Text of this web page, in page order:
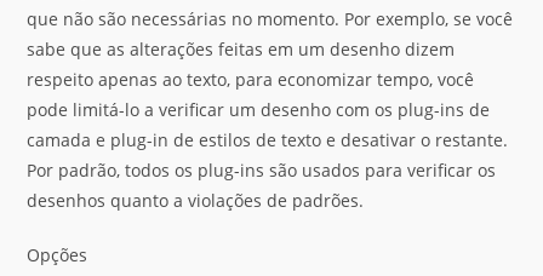
que não são necessárias no momento. Por exemplo, se você
sabe que as alterações feitas em um desenho dizem
respeito apenas ao texto, para economizar tempo, você
pode limitá-lo a verificar um desenho com os plug-ins de
camada e plug-in de estilos de texto e desativar o restante.
Por padrão, todos os plug-ins são usados para verificar os
desenhos quanto a violações de padrões.
Opções